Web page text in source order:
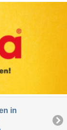
in